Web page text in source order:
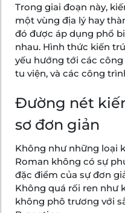
Trong giai đoạn này,
một vùng địa lý hay
đó được áp dụng phổ
nhau. Hình thức kiến
yếu hướng tới các
tu viện, và các công
Đường nét
sơ đơn giản
Không như những loại
Roman không có sự
đặc điểm của sự đơn
Không quá rối ren như
không phô trương với